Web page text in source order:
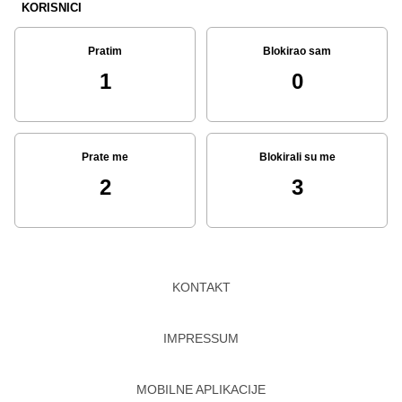
KORISNICI
Pratim
1
Blokirao sam
0
Prate me
2
Blokirali su me
3
KONTAKT
IMPRESSUM
MOBILNE APLIKACIJE